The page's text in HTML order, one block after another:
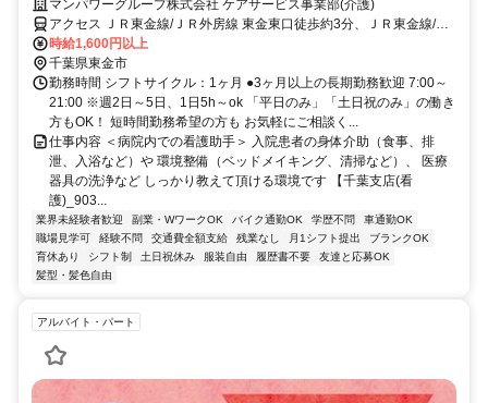
ミドル世代も多数活躍中♪
マンパワーグループ株式会社 ケアサービス事業部(介護)
アクセス ＪＲ東金線/ＪＲ外房線 東金東口徒歩約3分、ＪＲ東金線/Ｊ
Ｒ外房線 福俵徒歩約36分、ＪＲ東金線/ＪＲ外房線 求名出入口1徒歩
約51分 車・バイク通勤OK（派遣先による）
時給1,600円以上
千葉県東金市
勤務時間 シフトサイクル：1ヶ月 ●3ヶ月以上の長期勤務歓迎 7:00～
21:00 ※週2日～5日、1日5h～ok 「平日のみ」「土日祝のみ」の働き
方もOK！ 短時間勤務希望の方も お気軽にご相談く...
仕事内容 ＜病院内での看護助手＞ 入院患者の身体介助（食事、排
泄、入浴など）や 環境整備（ベッドメイキング、清掃など）、 医療
器具の洗浄など しっかり教えて頂ける環境です 【千葉支店(看
護)_903...
業界未経験者歓迎 副業・WワークOK バイク通勤OK 学歴不問
車通勤OK
職場見学可
経験不問 交通費全額支給 残業なし 月1シフト提出
ブランクOK
育休あり
シフト制 土日祝休み 服装自由 履歴書不要
友達と応募OK
髪型・髪色自由
アルバイト・パート